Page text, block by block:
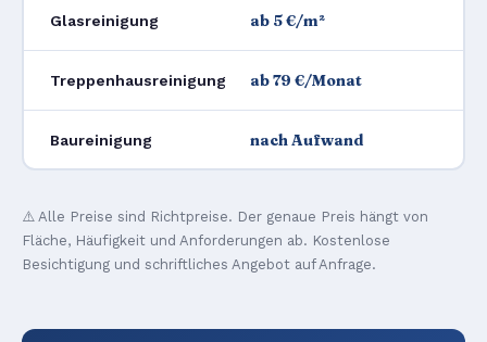
Glasreinigung ab 5 €/m²
Treppenhausreinigung ab 79 €/Monat
Baureinigung nach Aufwand
⚠️ Alle Preise sind Richtpreise. Der genaue Preis hängt von
Fläche, Häufigkeit und Anforderungen ab. Kostenlose
Besichtigung und schriftliches Angebot auf Anfrage.